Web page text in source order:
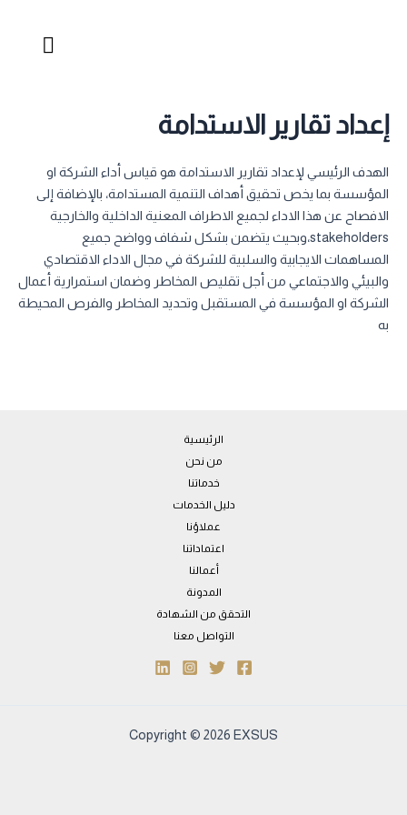
إعداد تقارير الاستدامة
الهدف الرئيسي لإعداد تقارير الاستدامة هو قياس أداء الشركة او
المؤسسة بما يخص تحقيق أهداف التنمية المستدامة، بالإضافة إلى
الافصاح عن هذا الاداء لجميع الاطراف المعنية الداخلية والخارجية
stakeholders،وبحيث يتضمن بشكل شفاف وواضح جميع
المساهمات الايجابية والسلبية للشركة في مجال الاداء الاقتصادي
والبيئي والاجتماعي من أجل تقليص المخاطر وضمان استمرارية أعمال
الشركة او المؤسسة في المستقبل وتحديد المخاطر والفرص المحيطة
به
الرئيسية
من نحن
خدماتنا
دليل الخدمات
عملاؤنا
اعتماداتنا
أعمالنا
المدونة
التحقق من الشهادة
التواصل معنا
Copyright © 2026 EXSUS